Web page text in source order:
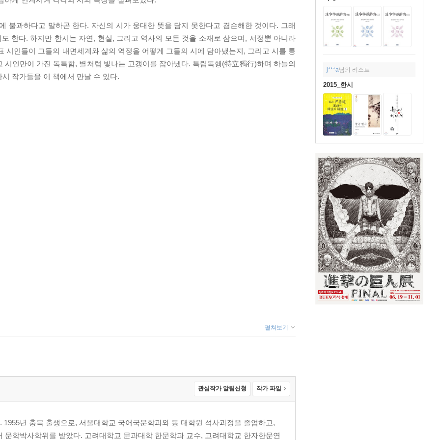
j***a님의 리스트
2015_한시
불과하다고 말하곤 한다. 자신의 시가 웅대한 뜻을 담지 못한다고 겸손해한 것이다. 그래
한다. 하지만 한시는 자연, 현실, 그리고 역사의 모든 것을 소재로 삼으며, 서정뿐 아니라
시인들이 그들의 내면세계와 삶의 역정을 어떻게 그들의 시에 담아냈는지, 그리고 시를 통
인만이 가진 독특함, 별처럼 빛나는 고갱이를 잡아냈다. 특립독행(特立獨行)하며 하늘의
작가들을 이 책에서 만날 수 있다.
펼쳐보기
관심작가 알림신청 작가 파일
1955년 충북 출생으로, 서울대학교 국어국문학과와 동 대학원 석사과정을 졸업하고,
문학박사학위를 받았다. 고려대학교 문과대학 한문학과 교수, 고려대학교 한자한문연